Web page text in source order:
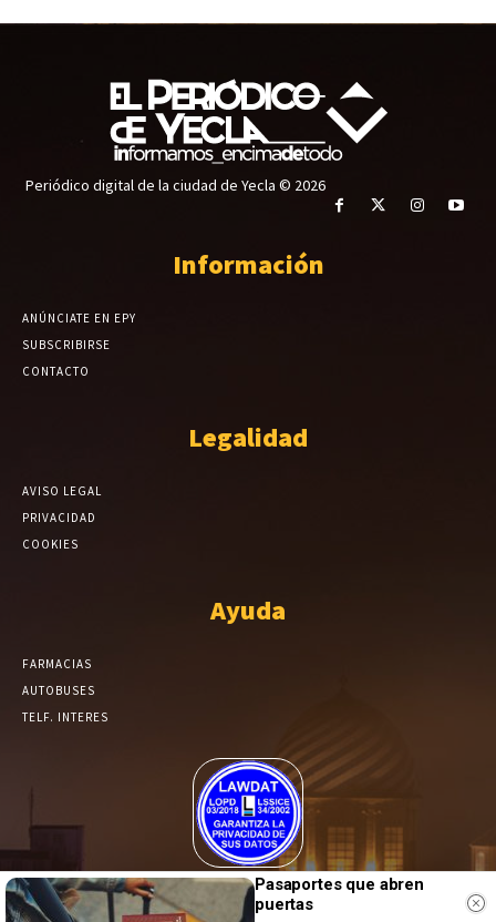
Periódico digital de la ciudad de Yecla © 2026
Información
ANÚNCIATE EN EPY
SUBSCRIBIRSE
CONTACTO
Legalidad
AVISO LEGAL
PRIVACIDAD
COOKIES
Ayuda
FARMACIAS
AUTOBUSES
TELF. INTERES
El Periódico de Yecla alcanza un grado más de compromiso en el
tratamiento de sus datos.
Pasaportes que abren
puertas